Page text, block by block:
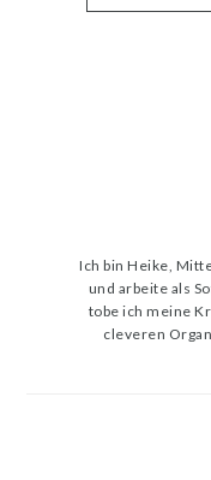
Ich bin Heike,
und arbeite als
tobe ich meine
cleveren